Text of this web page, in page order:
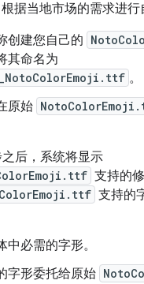
据当地市场的需求进行
创建您自己的
其命名为
。
原始
后，系统将显示
支持的
支持的
中必需的字形。
字形委托给原始